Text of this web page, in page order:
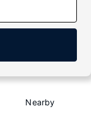
Nearby